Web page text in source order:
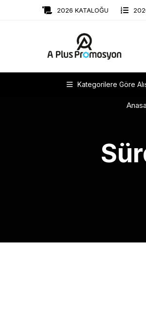
2026 KATALOĞU
Kategorilere Göre